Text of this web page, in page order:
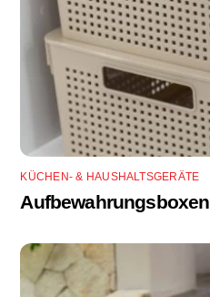
KÜCHEN- & HAUSHALTSGERÄTE
Aufbewahrungsboxen